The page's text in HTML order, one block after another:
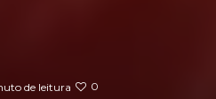
de leitura 0